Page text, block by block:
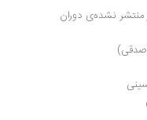
افکار اجتماعی و سیاسی و اقتصادی در آثار منتشر نشده‌ی دوران